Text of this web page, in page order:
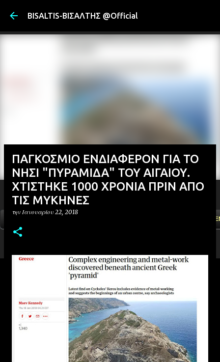
BISALTIS-ΒΙΣΑΛΤΗΣ @Official
ΠΑΓΚΟΣΜΙΟ ΕΝΔΙΑΦΕΡΟΝ ΓΙΑ ΤΟ
ΝΗΣΙ "ΠΥΡΑΜΙΔΑ" ΤΟΥ ΑΙΓΑΙΟΥ.
ΧΤΙΣΤΗΚΕ 1000 ΧΡΟΝΙΑ ΠΡΙΝ ΑΠΟ
ΤΙΣ ΜΥΚΗΝΕΣ
την Ιανουαρίου 22, 2018